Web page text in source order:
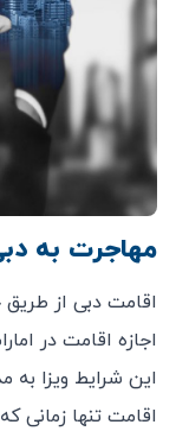
مهاجرت به
اقامت دبی از
اجازه اقامت در
این شرایط ویزا به
اقامت تنها زمانی